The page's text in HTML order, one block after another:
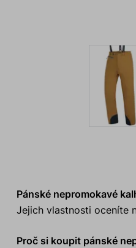
Pánské nepromokavé
Jejich vlastnosti oceníte
Proč si koupit pánské